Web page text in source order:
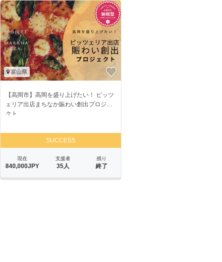
富山県
【高岡市】高岡を盛り上げたい！ ピッツ
ェリア出店まちなか賑わい創出プロジェ
クト
SUCCESS
現在
840,000JPY
支援者
35人
残り
終了